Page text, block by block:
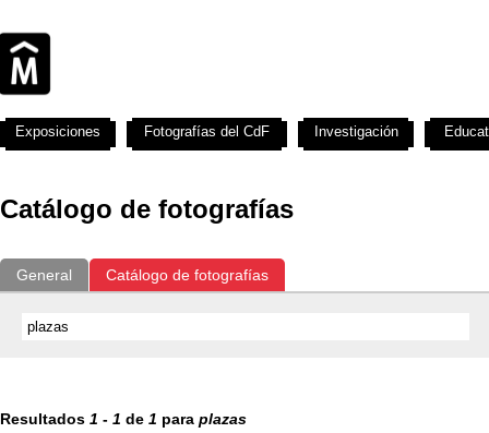
Catálogo de fotografías
General Catálogo de fotografías
Resultados 1 - 1 de 1 para plazas
Exposiciones Fotografías del CdF Investigación